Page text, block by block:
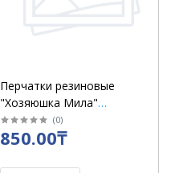
Перчатки резиновые
"Хозяюшка Мила"
ЭКОНОМ размер L / 17020
(0)
850.00₸